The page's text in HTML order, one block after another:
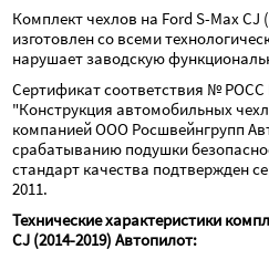
Комплект чехлов на Ford S-Max CJ
изготовлен со всеми
нарушает заводскую
Сертификат соответствия № РОСС
"Конструкция автомобильных
компанией ООО Росшвейнгрупп
срабатыванию подушки
стандарт качества подтвержден
2011.
Технические характеристики
CJ (2014-2019) Автопилот: